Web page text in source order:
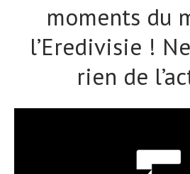
moments du
l’Eredivisie !
rien de
Tests de produits
Tendances